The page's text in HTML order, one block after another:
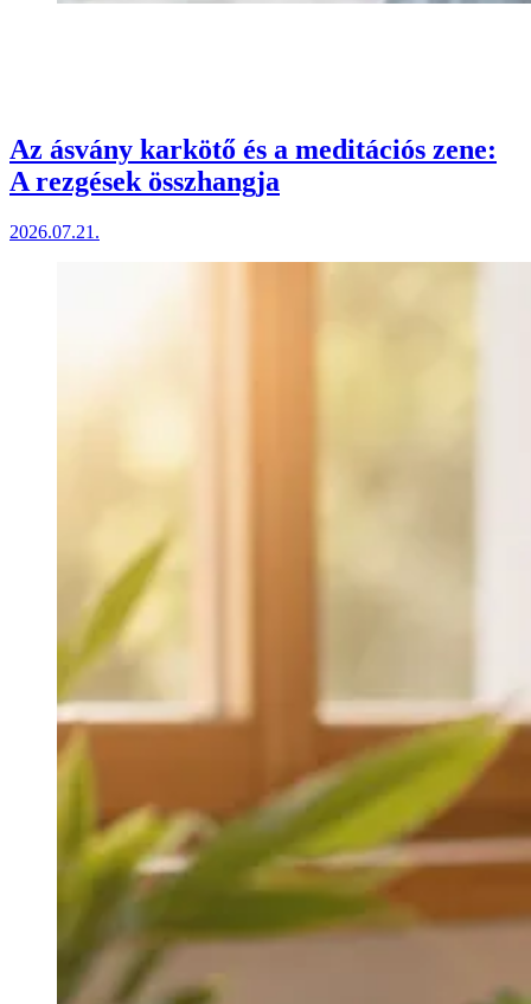
Az ásvány karkötő és a meditációs zene:
A rezgések összhangja
2026.07.21.